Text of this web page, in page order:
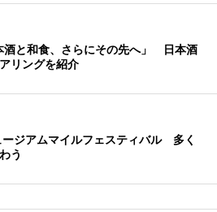
酒と和食、さらにその先へ」 日本酒
リングを紹介
ジアムマイルフェスティバル 多く
う